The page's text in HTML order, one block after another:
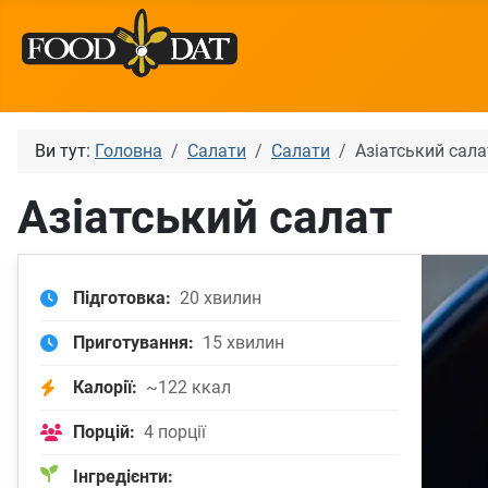
Ви тут: Головна Салати Салати Азіатський
Азіатський салат
Підготовка: 20 хвилин
Приготування: 15 хвилин
Калорії: ~122 ккал
Порцій: 4 порції
Інгредієнти: